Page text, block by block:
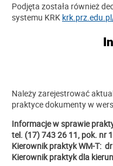
Podjęta została również
systemu KRK
Należy zarejestrować
praktyce dokumenty w
Informacje w sprawie
tel. (17) 743 26 11, pok. nr
Kierownik praktyk WM-T:
Kierownik praktyk dla